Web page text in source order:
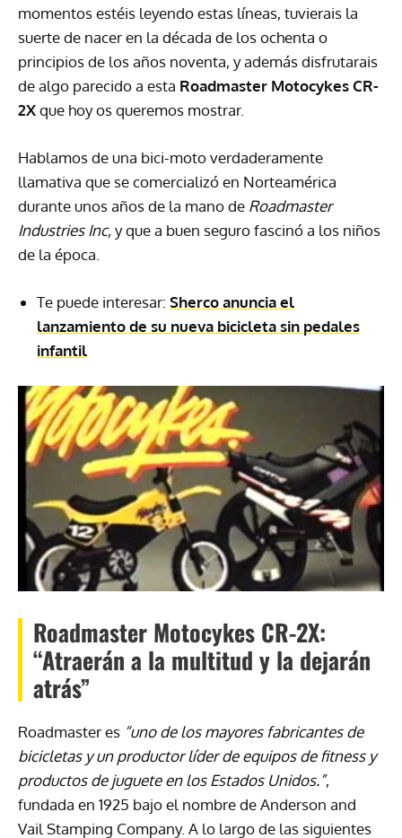
momentos estéis leyendo estas líneas, tuvierais la
suerte de nacer en la década de los ochenta o
principios de los años noventa, y además disfrutarais
de algo parecido a esta Roadmaster Motocykes CR-
2Xque hoy os queremos mostrar.
Hablamos de una bici-moto verdaderamente
llamativa que se comercializó en Norteamérica
durante unos años de la mano de Roadmaster
Industries Inc,y que a buen seguro fascinó a los niños
de la época.
Te puede interesar: Sherco anuncia el
lanzamiento de su nueva bicicleta sin pedales
infantil
Roadmaster Motocykes CR-2X:
“Atraerán a la multitud y la dejarán
atrás”
Roadmaster es “uno de los mayores fabricantes de
bicicletas y un productor líder de equipos de fitness y
productos de juguete en los Estados Unidos.”,
fundada en 1925 bajo el nombre de Anderson and
Vail Stamping Company. A lo largo de las siguientes